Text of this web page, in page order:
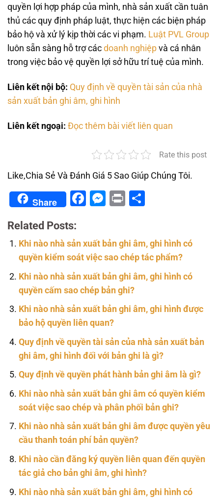
quyền lợi hợp pháp của mình, nhà sản xuất cần tuân
thủ các quy định pháp luật, thực hiện các biện pháp
bảo hộ và xử lý kịp thời các vi phạm. Luật PVL Group
luôn sẵn sàng hỗ trợ các doanh nghiệp và cá nhân
trong việc bảo vệ quyền lợi sở hữu trí tuệ của mình.
Liên kết nội bộ: Quy định về quyền tài sản của nhà
sản xuất bản ghi âm, ghi hình
Liên kết ngoại: Đọc thêm bài viết liên quan
Rate this post
Like,Chia Sẻ Và Đánh Giá 5 Sao Giúp Chúng Tôi.
Share Facebook
Messenger
Print
Related Posts:
Khi nào nhà sản xuất bản ghi âm, ghi hình có
quyền kiểm soát việc sao chép tác phẩm?
Khi nào nhà sản xuất bản ghi âm, ghi hình có
quyền cấm sao chép bản ghi?
Khi nào nhà sản xuất bản ghi âm, ghi hình được
bảo hộ quyền liên quan?
Quy định về quyền tài sản của nhà sản xuất bản
ghi âm, ghi hình đối với bản ghi là gì?
Quy định về quyền phát hành bản ghi âm là gì?
Khi nào nhà sản xuất bản ghi âm có quyền kiểm
soát việc sao chép và phân phối bản ghi?
Khi nào nhà sản xuất bản ghi âm được quyền yêu
cầu thanh toán phí bản quyền?
Khi nào cần đăng ký quyền liên quan đến quyền
tác giả cho bản ghi âm, ghi hình?
Khi nào nhà sản xuất bản ghi âm, ghi hình có